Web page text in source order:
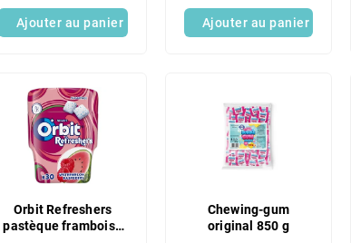
Ajouter au panier Ajouter au panier
Orbit Refreshers
pastèque framboise
Chewing-gum
original 850 g